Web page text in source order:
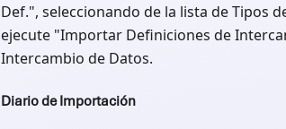
Def.", seleccionando de la lista de Tipos
ejecute "Importar Definiciones de
Intercambio de Datos.
Diario de Importación